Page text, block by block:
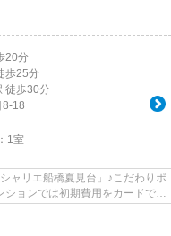
20分
歩25分
徒歩30分
8-18
1室
ャリエ船橋夏見台」♪こだわりポ
ョンでは初期費用をカードでお